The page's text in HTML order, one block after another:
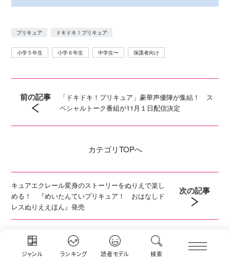
ジャンル ランキング 読者モデル 検索
プリキュア ドキドキ！プリキュア
小学５年生 小学６年生 中学生〜 保護者向け
前の記事
「ドキドキ！プリキュア」豪華声優陣が集結！ ス
ペシャルトーク番組が11月１日配信決定
カテゴリTOPへ
キュアエクレール変身のストーリーをぬりえで楽し
める！ 『めいたんていプリキュア！ おはなしド
レスぬりええほん』発売
次の記事